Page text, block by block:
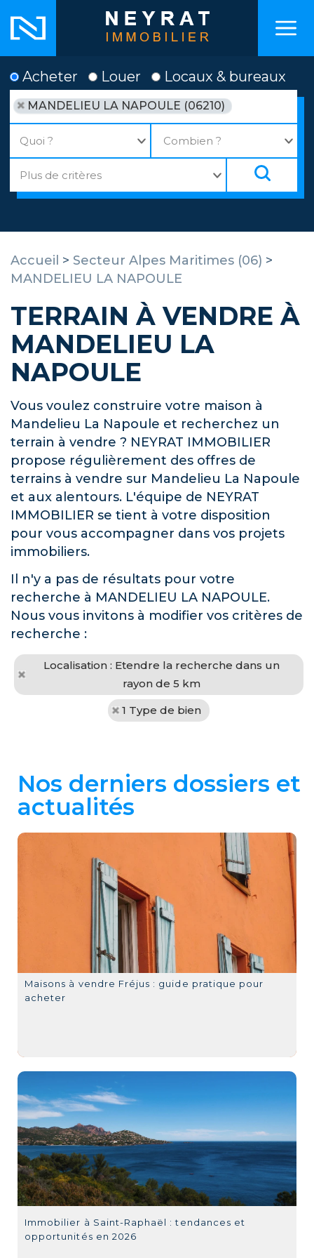
Acheter Louer Locaux & bureaux
MANDELIEU LA NAPOULE (06210)
Accueil > Secteur Alpes Maritimes (06) >
MANDELIEU LA NAPOULE
TERRAIN À VENDRE À
MANDELIEU LA
NAPOULE
Vous voulez construire votre maison à
Mandelieu La Napoule et recherchez un
terrain à vendre ? NEYRAT IMMOBILIER
propose régulièrement des offres de
terrains à vendre sur Mandelieu La Napoule
et aux alentours. L'équipe de NEYRAT
IMMOBILIER se tient à votre disposition
pour vous accompagner dans vos projets
immobiliers.
Il n'y a pas de résultats pour votre
recherche à MANDELIEU LA NAPOULE.
Nous vous invitons à modifier vos critères de
recherche :
Localisation : Etendre la recherche dans un
rayon de 5 km
1 Type de bien
Nos derniers dossiers et
actualités
Maisons à vendre Fréjus : guide pratique pour
acheter
Immobilier à Saint-Raphaël : tendances et
opportunités en 2026